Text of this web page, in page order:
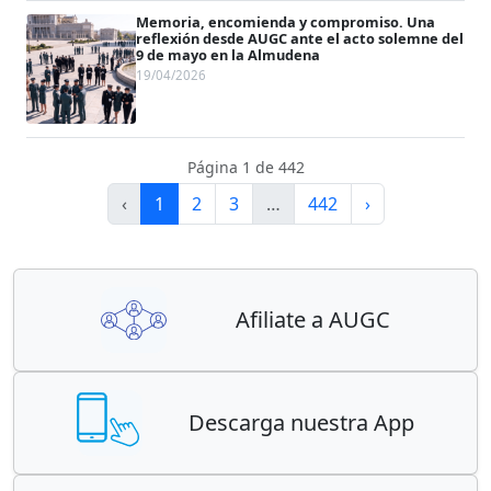
Memoria, encomienda y compromiso. Una
reflexión desde AUGC ante el acto solemne del
9 de mayo en la Almudena
19/04/2026
Página 1 de 442
‹ 1 2 3 … 442 ›
Afiliate a AUGC
Descarga nuestra App